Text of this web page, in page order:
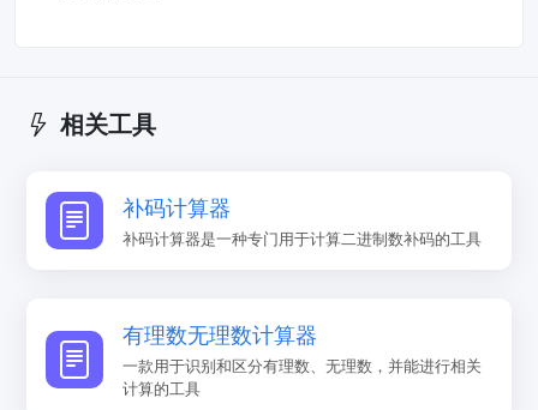
相关工具
补码计算器
补码计算器是一种专门用于计算二进制数补码的工具
有理数无理数计算器
一款用于识别和区分有理数、无理数，并能进行相关
计算的工具